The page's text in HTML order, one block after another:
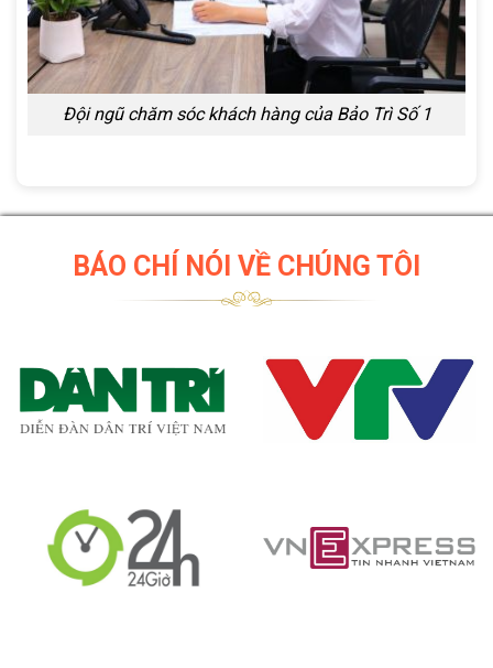
Đội ngũ chăm sóc khách hàng của Bảo Trì Số 1
BÁO CHÍ NÓI VỀ CHÚNG TÔI